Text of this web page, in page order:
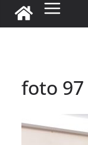
foto 97